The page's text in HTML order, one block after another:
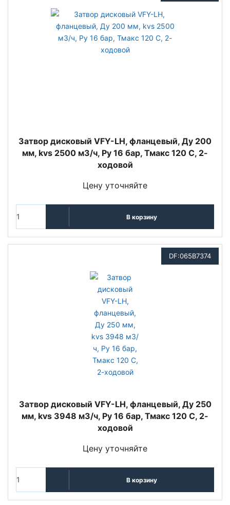
Затвор дисковый VFY-LH, фланцевый, Ду 200
мм, kvs 2500 м3/ч, Py 16 бар, Тмакс 120 С, 2-
ходовой
Цену уточняйте
В корзину
DF:065B7374
Затвор дисковый VFY-LH, фланцевый, Ду 250
мм, kvs 3948 м3/ч, Py 16 бар, Тмакс 120 С, 2-
ходовой
Цену уточняйте
В корзину